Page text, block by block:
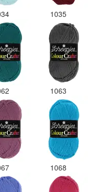
1035
1063
1068